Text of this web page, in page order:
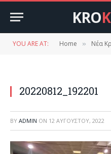
KRO
YOU ARE AT: Home » Νέα
20220812_192201
BY ADMIN ON 12 ΑΥΓΟΎΣΤΟΥ, 2022